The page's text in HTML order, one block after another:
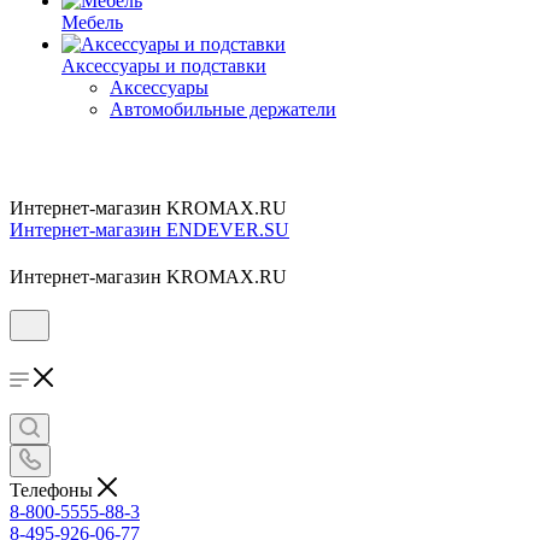
Мебель
Аксессуары и подставки
Аксессуары
Автомобильные держатели
Интернет-магазин KROMAX.RU
Интернет-магазин ENDEVER.SU
Интернет-магазин KROMAX.RU
Телефоны
8-800-5555-88-3
8-495-926-06-77